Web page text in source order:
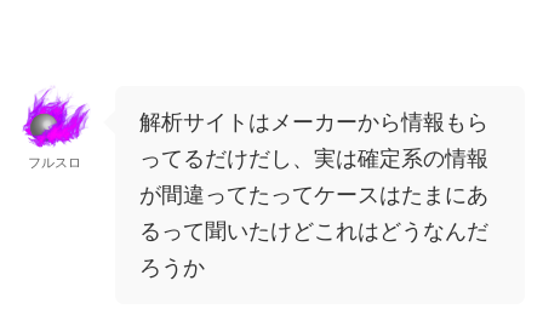
フルスロ
解析サイトはメーカーから情報もら
ってるだけだし、実は確定系の情報
が間違ってたってケースはたまにあ
るって聞いたけどこれはどうなんだ
ろうか